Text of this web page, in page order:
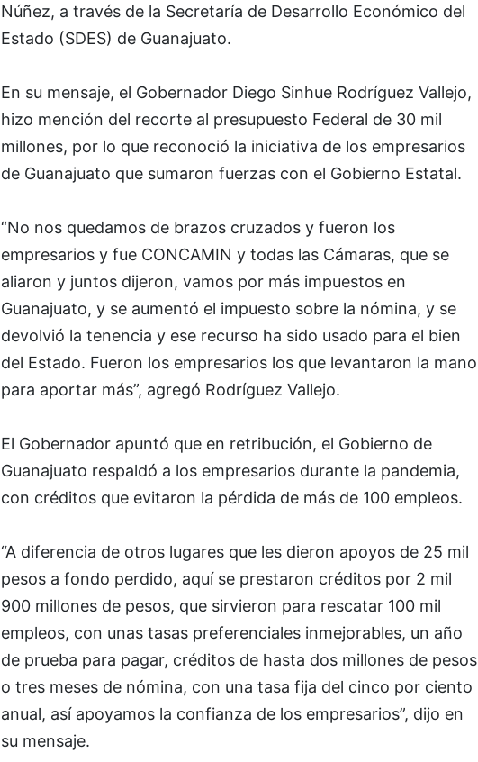
Núñez, a través de la Secretaría de Desarrollo Económico del
Estado (SDES) de Guanajuato.
En su mensaje, el Gobernador Diego Sinhue Rodríguez Vallejo,
hizo mención del recorte al presupuesto Federal de 30 mil
millones, por lo que reconoció la iniciativa de los empresarios
de Guanajuato que sumaron fuerzas con el Gobierno Estatal.
“No nos quedamos de brazos cruzados y fueron los
empresarios y fue CONCAMIN y todas las Cámaras, que se
aliaron y juntos dijeron, vamos por más impuestos en
Guanajuato, y se aumentó el impuesto sobre la nómina, y se
devolvió la tenencia y ese recurso ha sido usado para el bien
del Estado. Fueron los empresarios los que levantaron la mano
para aportar más”, agregó Rodríguez Vallejo.
El Gobernador apuntó que en retribución, el Gobierno de
Guanajuato respaldó a los empresarios durante la pandemia,
con créditos que evitaron la pérdida de más de 100 empleos.
“A diferencia de otros lugares que les dieron apoyos de 25 mil
pesos a fondo perdido, aquí se prestaron créditos por 2 mil
900 millones de pesos, que sirvieron para rescatar 100 mil
empleos, con unas tasas preferenciales inmejorables, un año
de prueba para pagar, créditos de hasta dos millones de pesos
o tres meses de nómina, con una tasa fija del cinco por ciento
anual, así apoyamos la confianza de los empresarios”, dijo en
su mensaje.